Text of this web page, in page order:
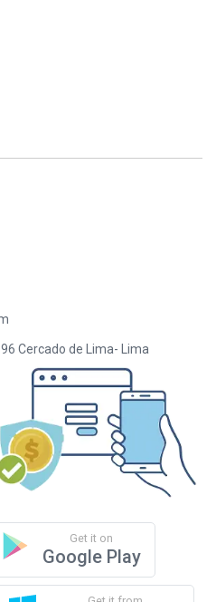
Cercado de Lima- Lima
Get it on
Google Play